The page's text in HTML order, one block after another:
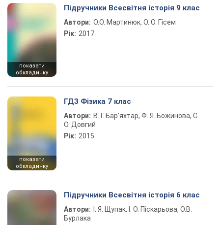
показати
обкладинку
Підручники Всесвітня історія 9 клас
Автори: О.О. Мартинюк, О. О. Гісем
Рік: 2017
показати
обкладинку
ГДЗ Фізика 7 клас
Автори: В. Г. Бар’яхтар, Ф. Я. Божинова, С.
О. Довгий
Рік: 2015
Підручники Всесвітня історія 6 клас
Автори:
І. Я. Щупак, І. О. Піскарьова, О.В.
Бурлака